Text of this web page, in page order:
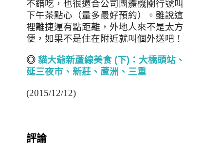
不錯吃，也很適合公司團體機關行號叫
下午茶點心（量多最好預約）。雖說這
裡離捷運有點距離，外地人來不是太方
便，如果不是住在附近就叫個外送吧！
◎ 貓大爺新蘆線美食 (下) ：大橋頭站、
延三夜市 、 新莊、蘆洲、三重
(2015/12/12)
評論